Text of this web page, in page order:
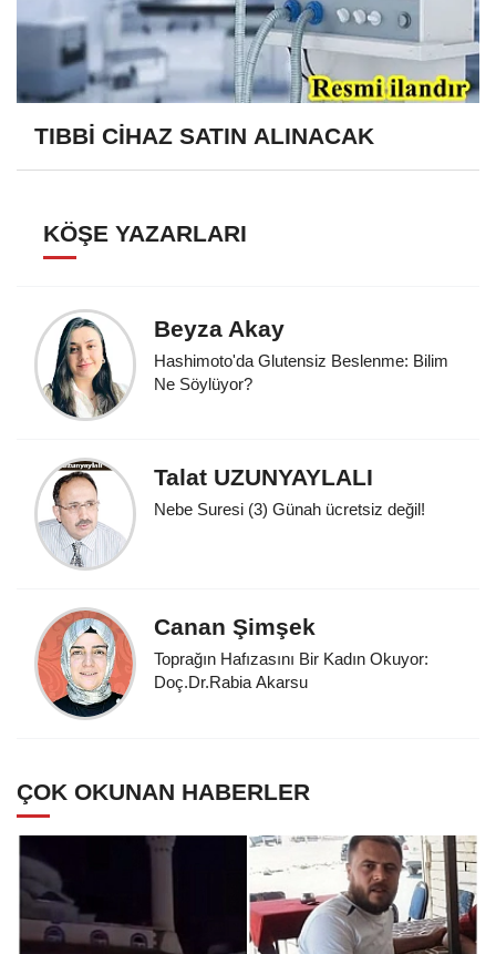
TIBBİ CİHAZ SATIN ALINACAK
KÖŞE YAZARLARI
Beyza Akay
Hashimoto'da Glutensiz Beslenme: Bilim
Ne Söylüyor?
Talat UZUNYAYLALI
Nebe Suresi (3) Günah ücretsiz değil!
Canan Şimşek
Toprağın Hafızasını Bir Kadın Okuyor:
Doç.Dr.Rabia Akarsu
ÇOK OKUNAN HABERLER